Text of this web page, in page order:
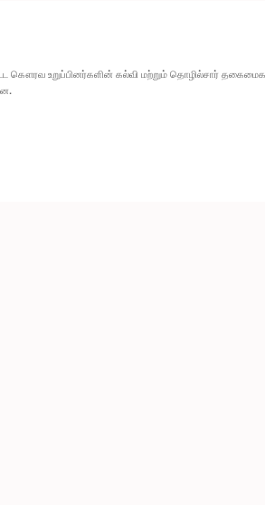
கௌரவ உறுப்பினர்களின் கல்வி மற்றும் தொழில்சார்